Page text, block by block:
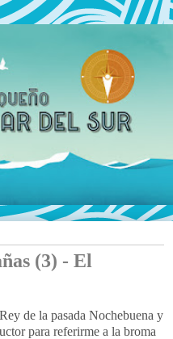
(3) - El
de la pasada Nochebuena y
para referirme a la broma